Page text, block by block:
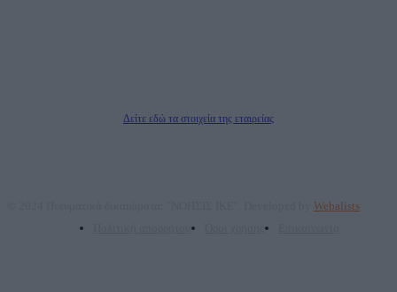
Δείτε εδώ τα στοιχεία της εταιρείας
Webalists